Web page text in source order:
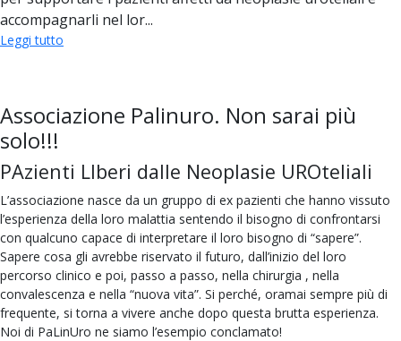
accompagnarli nel lor...
Leggi tutto
Associazione Palinuro. Non sarai più
solo!!!
PAzienti LIberi dalle Neoplasie UROteliali
L’associazione nasce da un gruppo di ex pazienti che hanno vissuto
l’esperienza della loro malattia sentendo il bisogno di confrontarsi
con qualcuno capace di interpretare il loro bisogno di “sapere”.
Sapere cosa gli avrebbe riservato il futuro, dall’inizio del loro
percorso clinico e poi, passo a passo, nella chirurgia , nella
convalescenza e nella “nuova vita”. Si perché, oramai sempre più di
frequente, si torna a vivere anche dopo questa brutta esperienza.
Noi di PaLinUro ne siamo l’esempio conclamato!